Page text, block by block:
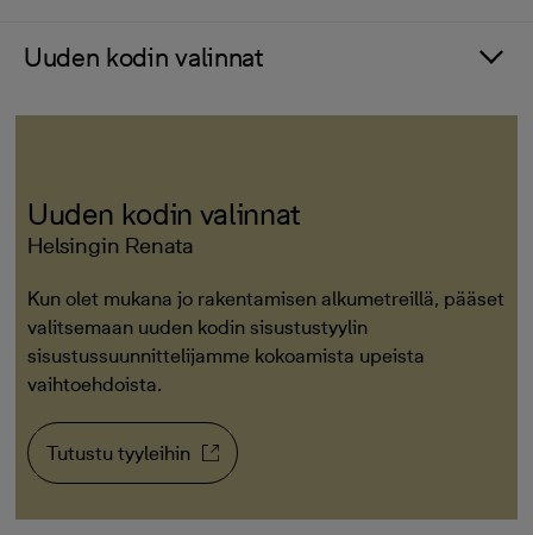
Uuden kodin valinnat
Uuden kodin valinnat
Helsingin Renata
Kun olet mukana jo rakentamisen alkumetreillä, pääset
valitsemaan uuden kodin sisustustyylin
sisustussuunnittelijamme kokoamista upeista
vaihtoehdoista.
Tutustu tyyleihin